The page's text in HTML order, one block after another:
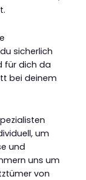
sicherlich
für dich da
bei deinem
um
und
uns um
von